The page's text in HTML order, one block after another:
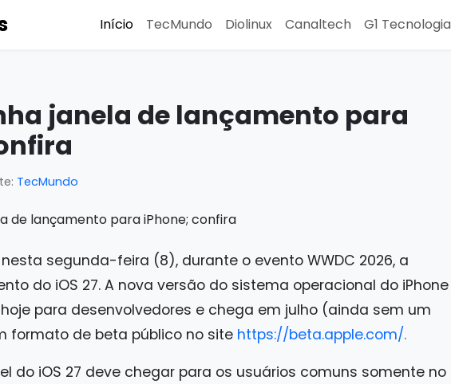
Início TecMundo Diolinux Canaltech G1 Tecnologia
janela de lançamento para
TecMundo
segunda-feira (8), durante o evento WWDC 2026, a
do iOS 27. A nova versão do sistema operacional do iPhone
para desenvolvedores e chega em julho (ainda sem um
formato de beta público no site https://beta.apple.com/.
do iOS 27 deve chegar para os usuários comuns somente no